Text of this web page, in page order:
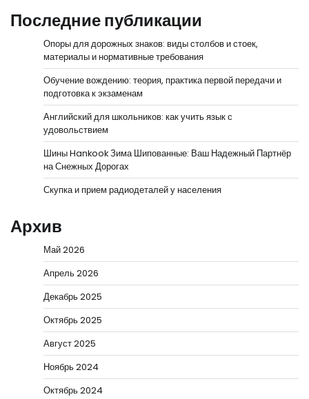
Последние публикации
Опоры для дорожных знаков: виды столбов и стоек,
материалы и нормативные требования
Обучение вождению: теория, практика первой передачи и
подготовка к экзаменам
Английский для школьников: как учить язык с
удовольствием
Шины Hankook Зима Шипованные: Ваш Надежный Партнёр
на Снежных Дорогах
Скупка и прием радиодеталей у населения
Архив
Май 2026
Апрель 2026
Декабрь 2025
Октябрь 2025
Август 2025
Ноябрь 2024
Октябрь 2024